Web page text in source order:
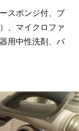
スポンジ付、ブ
、マイクロファ
用中性洗剤、バ